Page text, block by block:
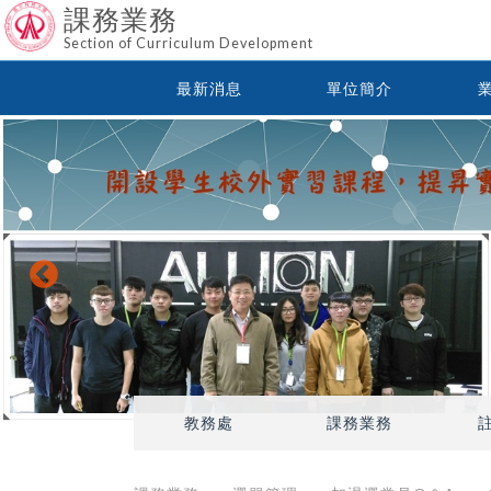
課務業務
Section of Curriculum Development
最新消息 單位簡介
教務處 課務業務